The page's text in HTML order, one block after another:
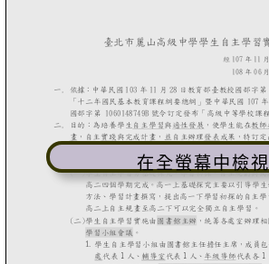
在全螢幕中檢視